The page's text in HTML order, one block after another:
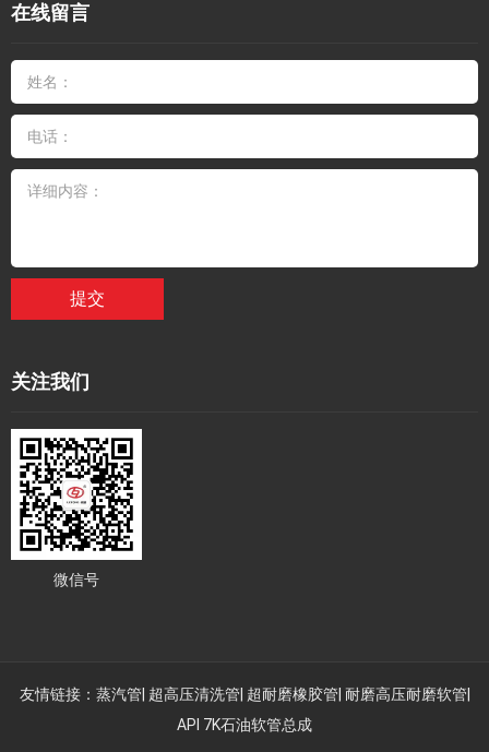
在线留言
提交
关注我们
微信号
友情链接： 蒸汽管 超高压清洗管 超耐磨橡胶管 耐磨高压耐磨软管
API 7K石油软管总成